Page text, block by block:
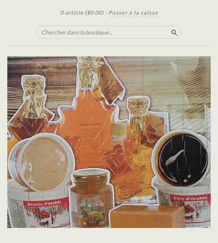
0 article ($0.00)· Passer à la caisse
Chercher